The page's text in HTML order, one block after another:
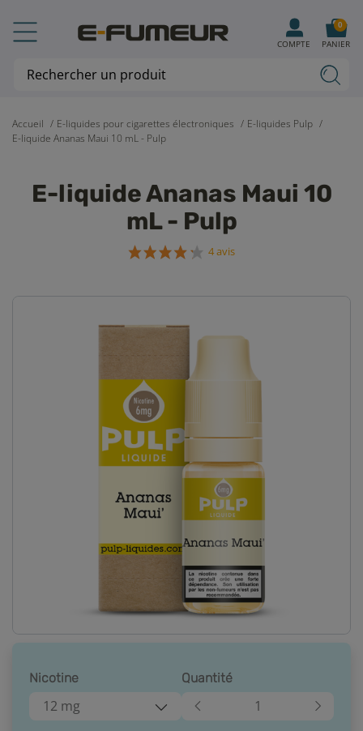
Accueil E-liquides pour cigarettes électroniques
E-liquides Pulp
E-liquide Ananas Maui 10 mL - Pulp
E-liquide Ananas Maui 10
mL - Pulp
4 avis
Nicotine
12 mg
Quantité
COMPTE PANIER
0